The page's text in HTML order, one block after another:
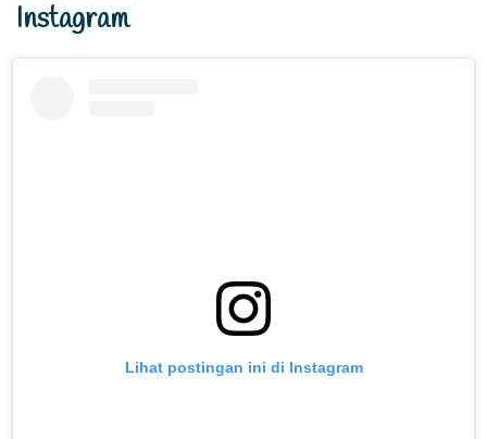
Instagram
Lihat postingan ini di Instagram